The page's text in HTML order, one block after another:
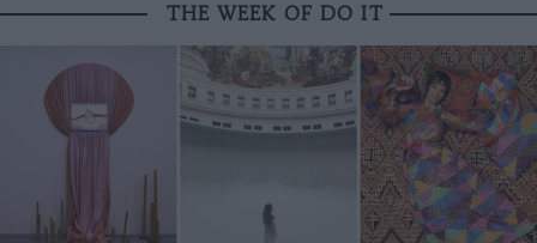
THE WEEK OF DO IT